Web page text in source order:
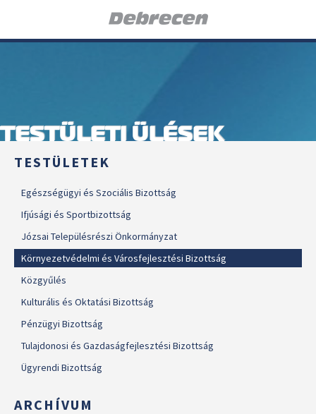
TESTÜLETI ÜLÉSEK
TESTÜLETEK
Egészségügyi és Szociális Bizottság
Ifjúsági és Sportbizottság
Józsai Településrészi Önkormányzat
Környezetvédelmi és Városfejlesztési Bizottság
Közgyűlés
Kulturális és Oktatási Bizottság
Pénzügyi Bizottság
Tulajdonosi és Gazdaságfejlesztési Bizottság
Ügyrendi Bizottság
ARCHÍVUM